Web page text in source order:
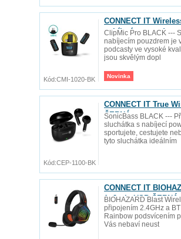
CONNECT IT
nabíjecím pouzdrem
ClipMic Pro BLACK ---
nabíjecím pouzdrem je
podcasty ve vysoké
jsou skvělým dopl
Novinka
Kód:CMI-1020-BK
CONNECT IT True
ČERNÁ
SonicBass BLACK ---
sluchátka s nabíjecí
sportujete, cestujete
tyto sluchátka ideálním
Kód:CEP-1100-BK
CONNECT IT
1xJack+USB ČERNÁ
BIOHAZARD Blast
připojením 2.4GHz a
Rainbow podsvícením
Vás nebaví neust